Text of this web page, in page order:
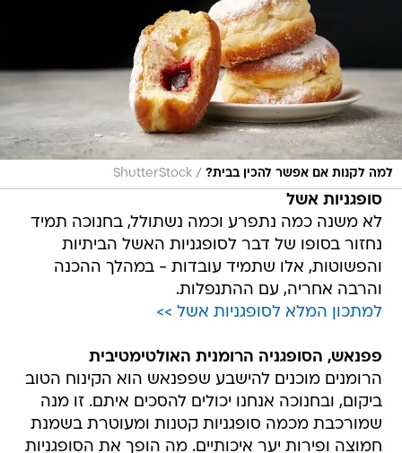
למה לקנות אם אפשר להכין בבית? /
ShutterStock
סופגניות אשל
לא משנה כמה נתפרע וכמה נשתולל, בחנוכה תמיד
נחזור בסופו של דבר לסופגניות האשל הביתיות
והפשוטות, אלו שתמיד עובדות - במהלך ההכנה
והרבה אחריה, עם ההתנפלות.
למתכון המלא לסופגניות אשל >>
פפנאש, הסופגניה הרומנית האולטימטיבית
הרומנים מוכנים להישבע שפפנאש הוא הקינוח הטוב
ביקום, ובחנוכה אנחנו יכולים להסכים איתם. זו מנה
שמורכבת מכמה סופגניות קטנות ומעוטרת בשמנת
חמוצה ופירות יער איכותיים. מה הופך את הסופגניות